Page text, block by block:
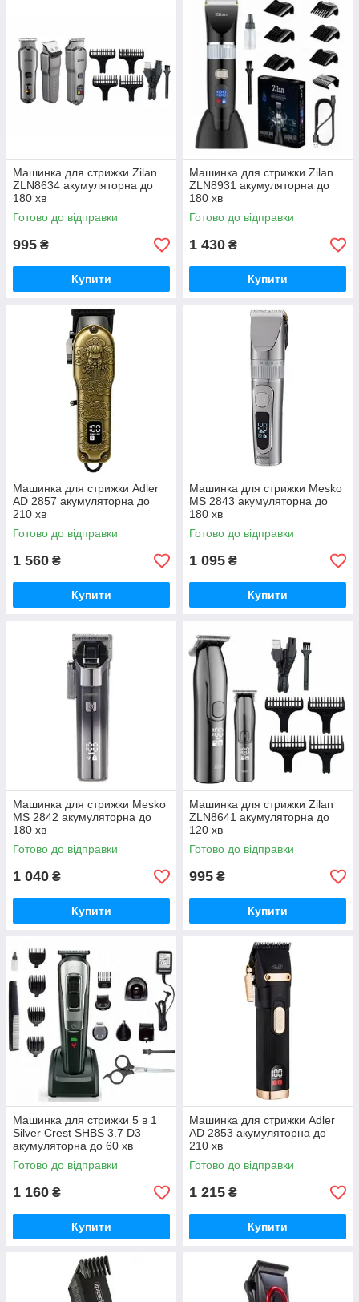
Машинка для стрижки Zilan
ZLN8634 акумуляторна до
180 хв
Готово до відправки
995 ₴
Купити
Машинка для стрижки Zilan
ZLN8931 акумуляторна до
180 хв
Готово до відправки
1 430 ₴
Купити
Машинка для стрижки Adler
AD 2857 акумуляторна до
210 хв
Готово до відправки
1 560 ₴
Купити
Машинка для стрижки Mesko
MS 2843 акумуляторна до
180 хв
Готово до відправки
1 095 ₴
Купити
Машинка для стрижки Mesko
MS 2842 акумуляторна до
180 хв
Готово до відправки
1 040 ₴
Купити
Машинка для стрижки Zilan
ZLN8641 акумуляторна до
120 хв
Готово до відправки
995 ₴
Купити
Машинка для стрижки 5 в 1
Silver Crest SHBS 3.7 D3
акумуляторна до 60 хв
Готово до відправки
1 160 ₴
Купити
Машинка для стрижки Adler
AD 2853 акумуляторна до
210 хв
Готово до відправки
1 215 ₴
Купити